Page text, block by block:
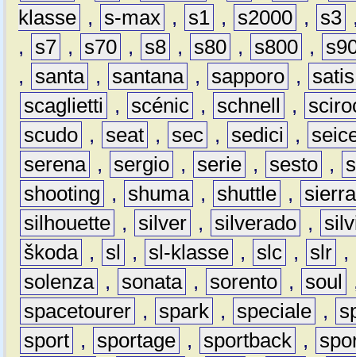
klasse , s-max , s1 , s2000 , s3
,
s7 , s70 , s8 , s80 , s800 ,
,
santa , santana , sapporo ,
satis
scaglietti
, scénic , schnell ,
scudo , seat , sec , sedici ,
serena , sergio , serie , sesto ,
shooting
, shuma , shuttle ,
sierra
silhouette , silver , silverado ,
škoda , sl , sl-klasse , slc , slr ,
solenza , sonata , sorento , soul
spacetourer , spark , speciale ,
sport , sportage , sportback ,